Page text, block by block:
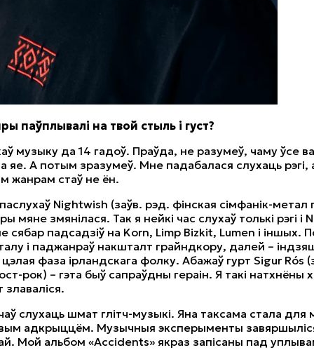
паўплывалі на твой стыль і густ?
музыку да 14 гадоў. Праўда, не разумеў, чаму ўсе
яе. А потым зразумеў. Мне падабалася слухаць рэгі,
жанрам стаў не ён.
Nightwish (заўв. рэд. фінская сімфанік-метал
мяне змянілася. Так я нейкі час слухаў толькі рэгі і
сябар падсадзіў на Korn, Limp Bizkit, Lumen і іншых.
і паджанраў накшталт грайндкору, далей –
фаза ірландскага фолку. Абажаў гурт Sigur Rós
рок) – гэта быў сапраўдны гераін. Я такі натхнёны
злаваліся.
слухаць шмат глітч-музыкі. Яна таксама стала для
адкрыццём. Музычныя эксперыменты
Мой альбом «Accidents» якраз запісаны пад